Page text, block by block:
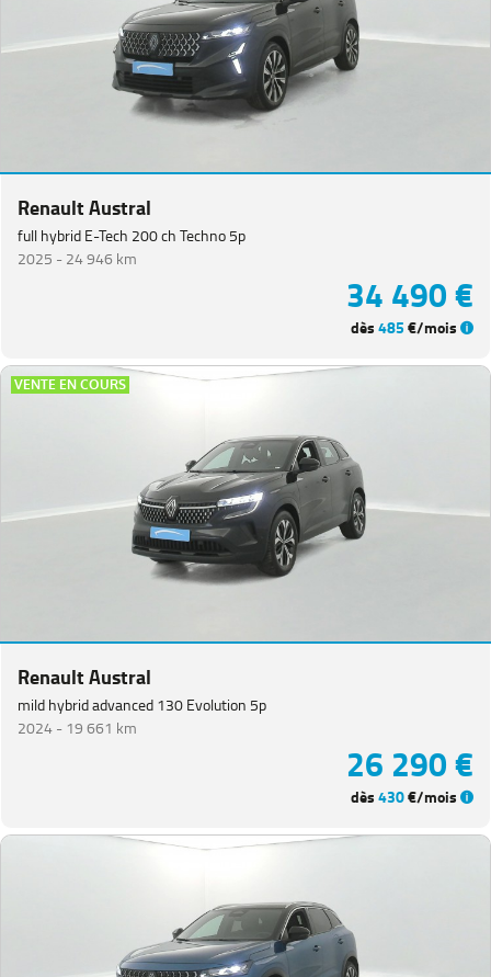
Renault Austral
full hybrid E-Tech 200 ch Techno 5p
2025 -24 946 km
34 490 €
dès485€/mois
VENTE EN COURS
Renault Austral
mild hybrid advanced 130 Evolution 5p
2024 - 19 661 km
26 290 €
dès430€/mois